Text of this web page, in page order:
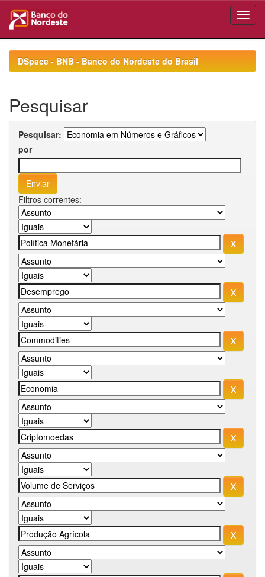
navigationDSpace - BNB - Banco do Nordeste do Brasil
Pesquisar
Pesquisar:
por
Filtros correntes: